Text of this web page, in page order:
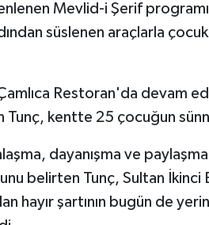
Mevlid-i Şerif
süslenen araçlarla
Restoran'da devam
kentte 25 çocuğun
dayanışma ve paylaşma
belirten Tunç, Sultan İkinci
hayır şartının bugün de